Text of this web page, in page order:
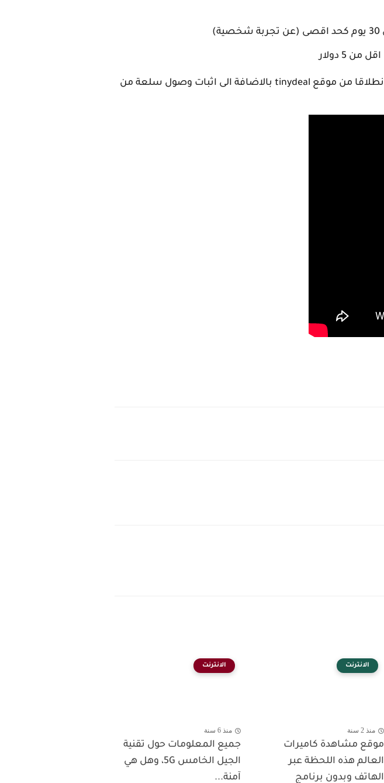
في المقطع التالي شرح بالتفصيل الممل لكيفية التسوق الالكتروني انطلاقا من موقع tinydeal بالاضافة الى اثبات وصول سلعة من
الانترنت
منذ 2 سنة
موقع مشاهدة كاميرات
العالم هذه اللحظة عبر
الهاتف وبدون برنامج
الانترنت
منذ 6 سنة
جميع المعلومات حول تقنية
الجيل الخامس 5G، وهل هي
آمنة...